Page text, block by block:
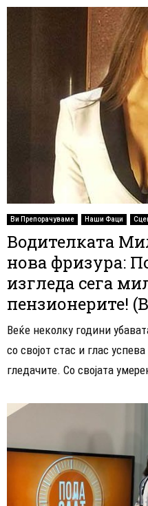
Ви Препорачуваме Наши Фаци
Водителката
нова фризура:
изгледа сега
пензионерите!
Веќе неколку години
со својот стас и глас
гледачите. Со својата